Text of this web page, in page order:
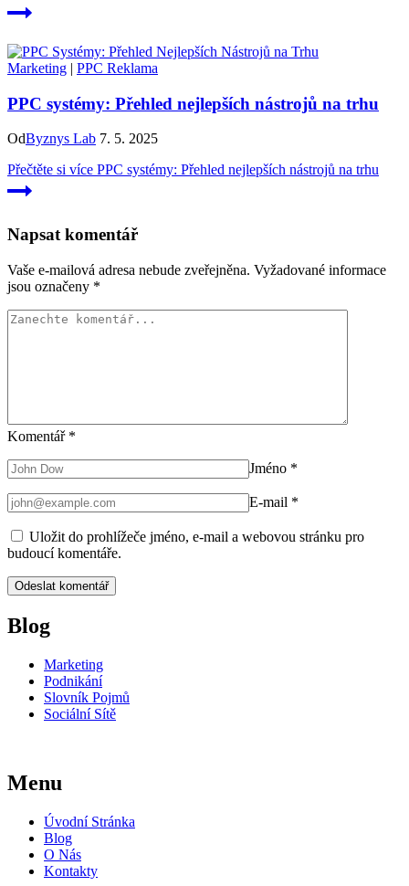
Marketing | PPC Reklama
PPC systémy: Přehled nejlepších nástrojů na trhu
OdByznys Lab 7. 5. 2025
Přečtěte si více PPC systémy: Přehled nejlepších nástrojů na trhu
Napsat komentář
Vaše e-mailová adresa nebude zveřejněna. Vyžadované informace
jsou označeny *
Komentář *
Jméno *
E-mail *
Uložit do prohlížeče jméno, e-mail a webovou stránku pro
budoucí komentáře.
Blog
Marketing
Podnikání
Slovník Pojmů
Sociální Sítě
Menu
Úvodní Stránka
Blog
O Nás
Kontakty